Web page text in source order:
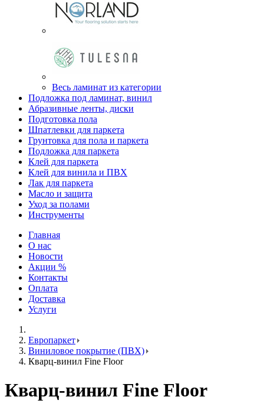
Весь ламинат из категории
Подложка под ламинат, винил
Абразивные ленты, диски
Подготовка пола
Шпатлевки для паркета
Грунтовка для пола и паркета
Подложка для паркета
Клей для паркета
Клей для винила и ПВХ
Лак для паркета
Масло и защита
Уход за полами
Инструменты
Главная
О нас
Новости
Акции %
Контакты
Оплата
Доставка
Услуги
Европаркет
Виниловое покрытие (ПВХ)
Кварц-винил Fine Floor
Кварц-винил Fine Floor